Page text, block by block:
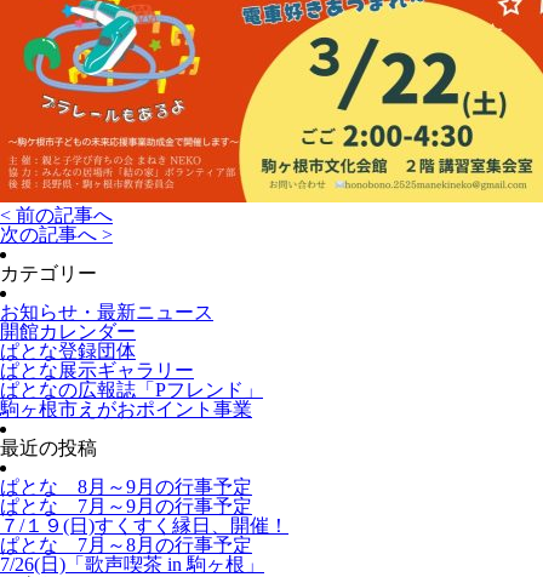
< 前の記事へ
次の記事へ >
カテゴリー
お知らせ・最新ニュース
開館カレンダー
ぱとな登録団体
ぱとな展示ギャラリー
ぱとなの広報誌「Pフレンド」
駒ヶ根市えがおポイント事業
最近の投稿
ぱとな 8月～9月の行事予定
ぱとな 7月～9月の行事予定
７/１９(日)すくすく縁日、開催！
ぱとな 7月～8月の行事予定
7/26(日)「歌声喫茶 in 駒ヶ根」